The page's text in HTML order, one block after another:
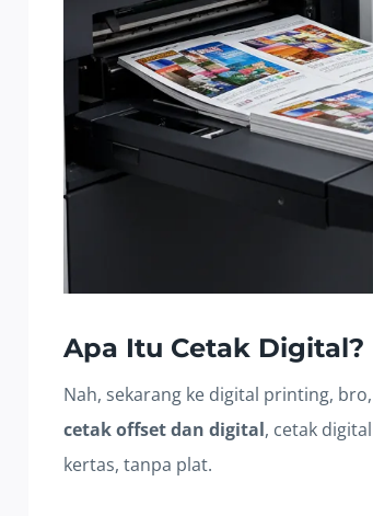
Apa Itu Cetak Digital?
Nah, sekarang ke digital printing,
cetak offset dan digital, cetak
kertas, tanpa plat.